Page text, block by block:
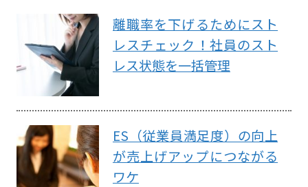
離職率を下げるためにスト
レスチェック！社員のスト
レス状態を一括管理
ES（従業員満足度）の向上
が売上げアップにつながる
ワケ